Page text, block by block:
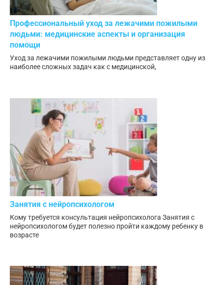
Профессиональный уход за лежачими пожилыми
людьми: медицинские аспекты и организация
помощи
Уход за лежачими пожилыми людьми представляет одну из
наиболее сложных задач как с медицинской,
Занятия с нейропсихологом
Кому требуется консультация нейропсихолога Занятия с
нейропсихологом будет полезно пройти каждому ребенку в
возрасте